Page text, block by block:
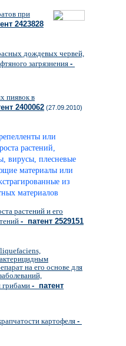
при
2423828
дождевых червей,
загрязнения-
пиявок в
2400062 (27.09.2010)
или
растений,
вирусы, плесневые
материалы или
из
материалов
растений и его
- патент 2529151
на его основе для
- патент
картофеля -